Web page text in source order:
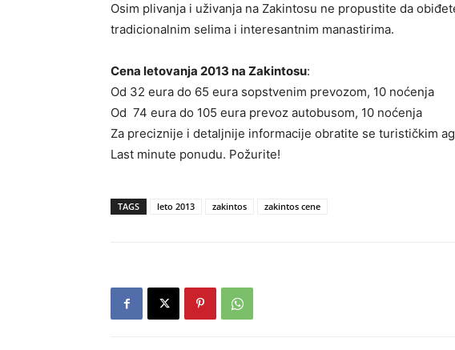
Osim plivanja i uživanja na Zakintosu ne propustite da
tradicionalnim selima i interesantnim manastirima.
Cena letovanja 2013 na Zakintosu:
Od 32 eura do 65 eura sopstvenim prevozom, 10 noćenja
Od 74 eura do 105 eura prevoz autobusom, 10 noćenja
Za preciznije i detaljnije informacije obratite se turističkim
Last minute ponudu. Požurite!
TAGS leto 2013 zakintos zakintos cene